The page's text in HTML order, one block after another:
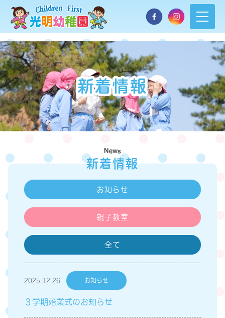
新着情報
News
新着情報
お知らせ
親子教室
全て
2025.12.26 お知らせ
３学期始業式のお知らせ